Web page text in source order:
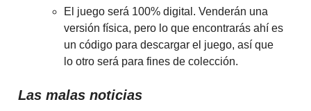
El juego será 100% digital. Venderán una
versión física, pero lo que encontrarás ahí es
un código para descargar el juego, así que
lo otro será para fines de colección.
Las malas noticias